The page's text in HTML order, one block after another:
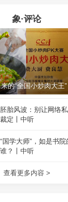
象·评论
胎风波：别让网络
定丨中听
国学大师”，如是书院
？丨中听
查看更多内容 >